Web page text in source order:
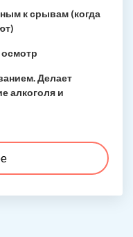
к срывам (когда
осмотр
Делает
алкоголя и